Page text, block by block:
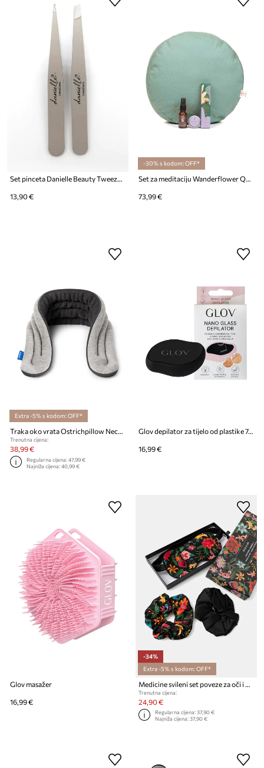
Set pinceta Danielle Beauty Tweezer Duo 2-pack
13,90 €
-30% s kodom: OFF*
Set za meditaciju Wanderflower Quite Mind Mediation Set 4-pack
73,99 €
Extra -5% s kodom: OFF*
Traka oko vrata Ostrichpillow Neck Wrap
Trenutna cijena:
38,99 €
Regularna cijena:47,99 €
Najniža cijena:40,99 €
Glov depilator za tijelo od plastike 7,5 x 3,5 x 14 cm
16,99 €
Glov masažer
16,99 €
-34%
Extra -5% s kodom: OFF*
Trenutna cijena:
24,90 €
Regularna cijena:37,90 €
Najniža cijena:37,90 €